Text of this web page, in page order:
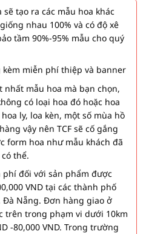
tạo ra các mẫu hoa khác
nhau 100% và có độ xê
tầm 90%-95% mẫu cho quý
miễn phí thiệp và banner
nhất mẫu hoa mà bạn chọn,
có loại hoa đó hoặc hoa
ly, loa kèn, một số mùa hồ
vậy nên TCF sẽ cố gắng
form hoa như mẫu khách đã
thể.
đối với sản phẩm được
VND tại các thành phố
Đà Nẵng. Đơn hàng giao ở
trên trong phạm vi dưới 10km
-80,000 VND. Trong trường